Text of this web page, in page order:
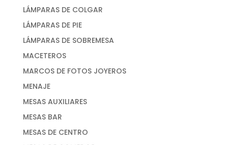
LÁMPARAS DE COLGAR
LÁMPARAS DE PIE
LÁMPARAS DE SOBREMESA
MACETEROS
MARCOS DE FOTOS JOYEROS
MENAJE
MESAS AUXILIARES
MESAS BAR
MESAS DE CENTRO